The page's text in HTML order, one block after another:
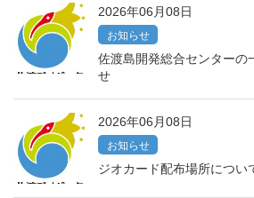
2026年06月08日
お知らせ
佐渡島開発総合センターの
せ
2026年06月08日
お知らせ
ジオカード配布場所につい